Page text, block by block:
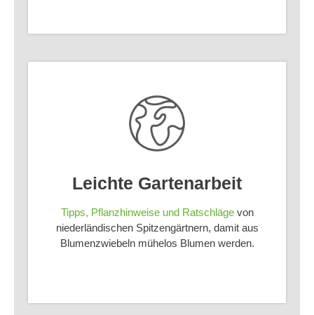
Leichte Gartenarbeit
Tipps, Pflanzhinweise und Ratschlägevon
niederländischen Spitzengärtnern, damit aus
Blumenzwiebeln mühelos Blumen werden.